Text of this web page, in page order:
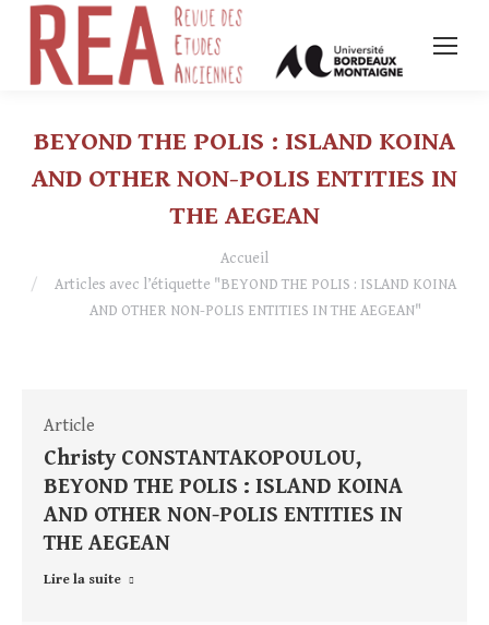
BEYOND THE POLIS : ISLAND KOINA
AND OTHER NON-POLIS ENTITIES IN
THE AEGEAN
Accueil
Articles avec l’étiquette "BEYOND THE POLIS : ISLAND KOINA
AND OTHER NON-POLIS ENTITIES IN THE AEGEAN"
Article
Christy CONSTANTAKOPOULOU,
BEYOND THE POLIS : ISLAND KOINA
AND OTHER NON-POLIS ENTITIES IN
THE AEGEAN
Lire la suite